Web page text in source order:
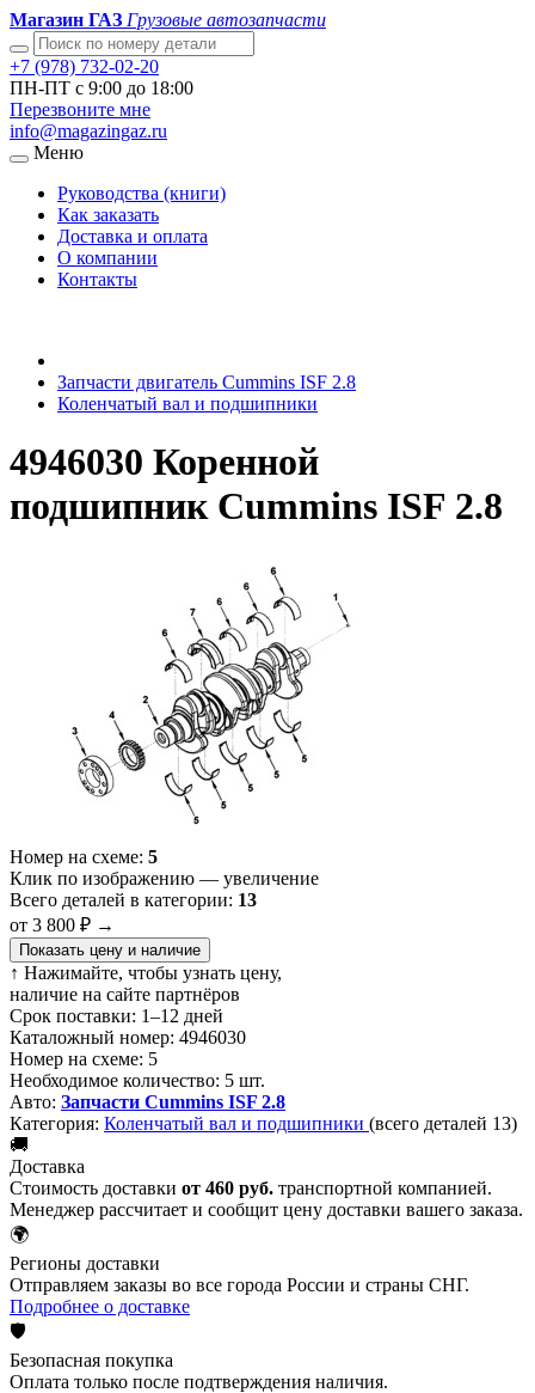
Магазин ГАЗ Грузовые автозапчасти
+7 (978) 732-02-20
ПН-ПТ с 9:00 до 18:00
Перезвоните мне
info@magazingaz.ru
Меню
Руководства (книги)
Как заказать
Доставка и оплата
О компании
Контакты
Запчасти двигатель Cummins ISF 2.8
Коленчатый вал и подшипники
4946030 Коренной
подшипник Cummins ISF 2.8
Номер на схеме: 5
Клик по изображению — увеличение
Всего деталей в категории: 13
от 3 800 ₽ →
Показать цену и наличие
↑ Нажимайте, чтобы узнать цену,
наличие на сайте партнёров
Срок поставки: 1–12 дней
Каталожный номер: 4946030
Номер на схеме: 5
Необходимое количество: 5 шт.
Авто: Запчасти Cummins ISF 2.8
Категория: Коленчатый вал и подшипники (всего деталей 13)
🚚
Доставка
Стоимость доставки от 460 руб. транспортной компанией.
Менеджер рассчитает и сообщит цену доставки вашего заказа.
🌍
Регионы доставки
Отправляем заказы во все города России и страны СНГ.
Подробнее о доставке
🛡️
Безопасная покупка
Оплата только после подтверждения наличия.